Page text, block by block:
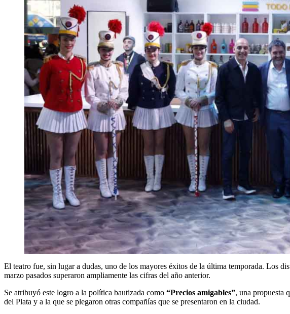
El teatro fue, sin lugar a dudas, uno de los mayores éxitos de la última temporada. Los
marzo pasados superaron ampliamente las cifras del año anterior.
Se atribuyó este logro a la política bautizada como “Precios amigables”, una propuesta
del Plata y a la que se plegaron otras compañías que se presentaron en la ciudad.